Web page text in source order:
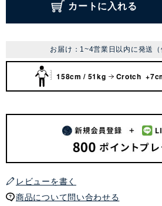
カートに入れる
お届け：1~4営業日以内に発送（
158cm / 51kg Crotch
レビューを書く
商品について問い合わせる